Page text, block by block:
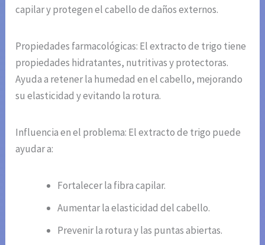
capilar y protegen el cabello de daños externos.
Propiedades farmacológicas: El extracto de trigo tiene
propiedades hidratantes, nutritivas y protectoras.
Ayuda a retener la humedad en el cabello, mejorando
su elasticidad y evitando la rotura.
Influencia en el problema: El extracto de trigo puede
ayudar a:
Fortalecer la fibra capilar.
Aumentar la elasticidad del cabello.
Prevenir la rotura y las puntas abiertas.